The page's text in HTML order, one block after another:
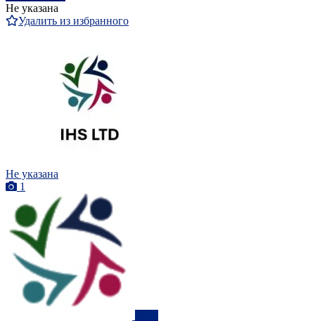
Не указана
Удалить из избранного
Не указана
1